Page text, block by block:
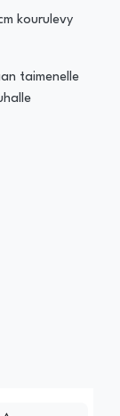
kourulevy
taimenelle